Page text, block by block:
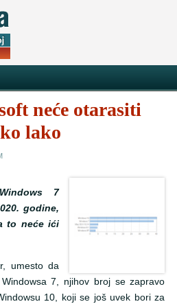
neće otarasiti
lako
7
godine,
to neće ići
umesto da
7, njihov broj se zapravo
10, koji se još uvek bori za